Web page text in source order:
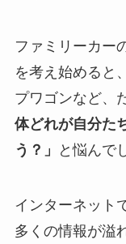
ファミリーカー
を考え始めると
プワゴンなど、
体どれが自分た
う？」
と悩んで
インターネット
多くの情報が溢